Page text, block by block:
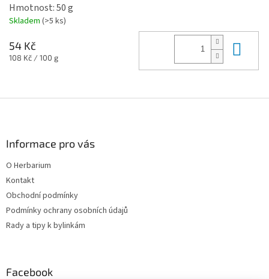
Hmotnost: 50 g
Skladem (>5 ks)
54 Kč
Měrná
108 Kč / 100 g
Informace pro vás
O Herbarium
Kontakt
Obchodní podmínky
Podmínky ochrany osobních údajů
Rady a tipy k bylinkám
Facebook